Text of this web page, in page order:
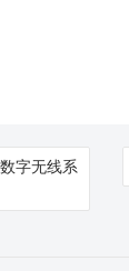
字无线系